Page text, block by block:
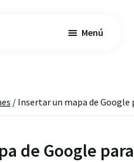
Menú
/ Insertar un mapa de
de Google